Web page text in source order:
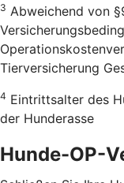
3 Abweichend von
Tierversicherung
4 Eintrittsalter des
der Hunderasse
Hunde-OP-